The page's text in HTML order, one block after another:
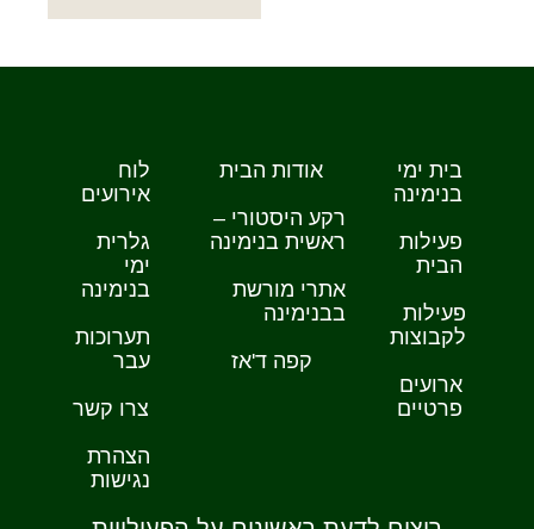
בית ימי
בנימינה
פעילות
הבית
פעילות
לקבוצות
ארועים
פרטיים
אודות הבית
רקע היסטורי –
ראשית בנימינה
אתרי מורשת
בבנימינה
קפה ד'אז
לוח
אירועים
גלרית
ימי
בנימינה
תערוכות
עבר
צרו קשר
הצהרת
נגישות